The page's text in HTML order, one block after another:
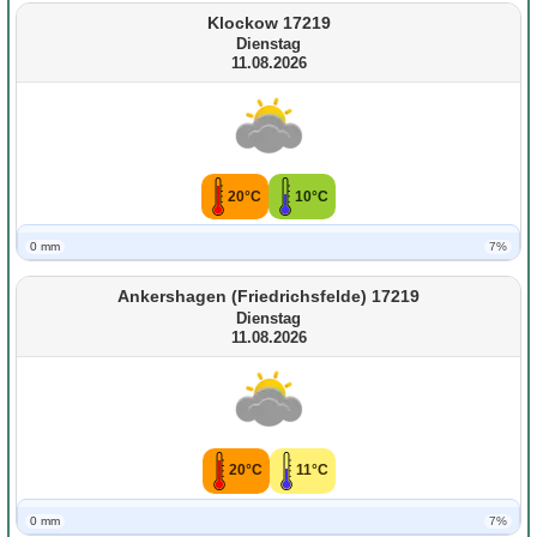
Klockow 17219
Dienstag
11.08.2026
20°C 10°C
0 mm 7%
Ankershagen (Friedrichsfelde) 17219
Dienstag
11.08.2026
20°C 11°C
0 mm 7%